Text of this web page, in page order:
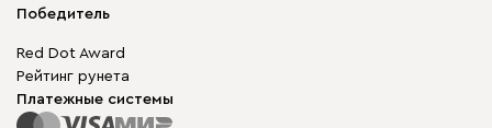
Мы в прессе
Победитель
Red Dot Award
Рейтинг рунета
Платежные системы